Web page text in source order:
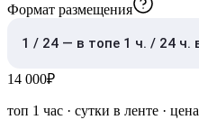
Формат размещения
1 / 24 — в топе 1 ч. / 24 ч.
14 000₽
топ 1 час · сутки в ленте ·